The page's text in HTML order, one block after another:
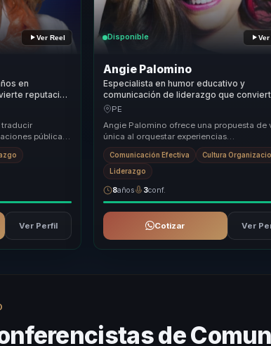
Ver Reel
en
reputación
líderes clave.
traducir
públicas,
Ver Perfil
Disponible Ver
Angie Palomino
Especialista en humor educativo y
comunicación de liderazgo que
talento disperso en cohesión, criterio y
PE
Angie Palomino ofrece una propuesta de
única al orquestar experiencias
transformadoras para líderes, directivos y
responsables de e...
Comunicación Efectiva Cultura
Liderazgo
8años 3conf.
Cotizar Ver
de